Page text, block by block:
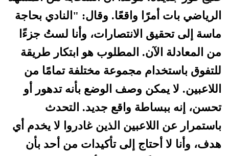
الرياضي بات أمرًا واقعًا. وقال: "النادي بحاجة
ماسة إلى تحقيق الانتصارات، وأنا لستُ جزءًا
من المعادلة الآن. المطلوب هو ابتكار طريقة
للتفوق باستخدام مجموعة مختلفة تمامًا من
اللاعبين. لا يمكن وصف الوضع بأنه تدهور أو
تحسن، إنه ببساطة واقع جديد. التحدث
باستمرار عن اللاعبين الذين غادروا لا يخدم أي
هدف، وأنا لا أحتاج إلى تأكيدات من أحد بأن